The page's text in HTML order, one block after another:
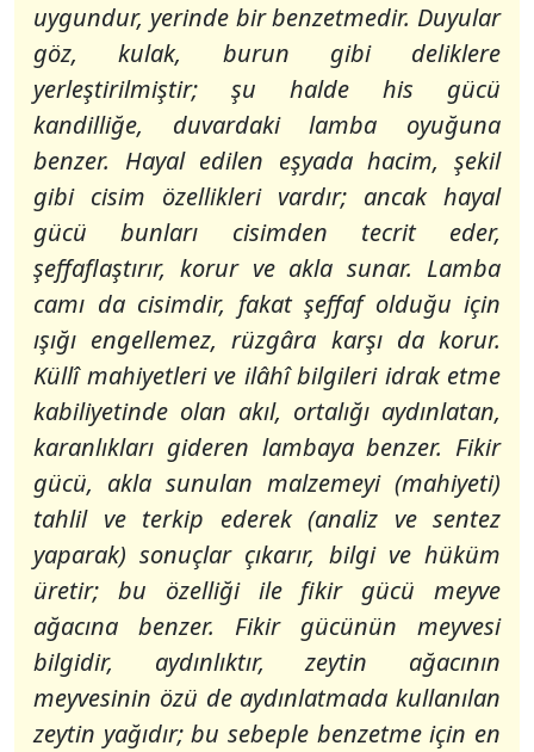
uygundur, yerinde bir benzetmedir. Duyular
göz, kulak, burun gibi deliklere
yerleştirilmiştir; şu halde his gücü
kandilliğe, duvardaki lamba oyuğuna
benzer. Hayal edilen eşyada hacim, şekil
gibi cisim özellikleri vardır; ancak hayal
gücü bunları cisimden tecrit eder,
şeffaflaştırır, korur ve akla sunar. Lamba
camı da cisimdir, fakat şeffaf olduğu için
ışığı engellemez, rüzgâra karşı da korur.
Küllî mahiyetleri ve ilâhî bilgileri idrak etme
kabiliyetinde olan akıl, ortalığı aydınlatan,
karanlıkları gideren lambaya benzer. Fikir
gücü, akla sunulan malzemeyi (mahiyeti)
tahlil ve terkip ederek (analiz ve sentez
yaparak) sonuçlar çıkarır, bilgi ve hüküm
üretir; bu özelliği ile fikir gücü meyve
ağacına benzer. Fikir gücünün meyvesi
bilgidir, aydınlıktır, zeytin ağacının
meyvesinin özü de aydınlatmada kullanılan
zeytin yağıdır; bu sebeple benzetme için en